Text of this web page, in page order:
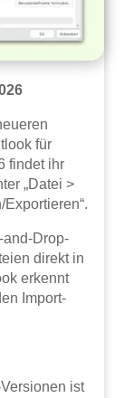
für
findet ihr
„Datei >
and-Drop-
direkt in
erkennt
Import-
ist